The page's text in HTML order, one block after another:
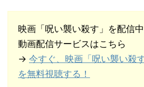
映画「呪い襲い殺す」を配信
動画配信サービスはこちら
→ 今すぐ、映画「呪い襲い殺
を無料視聴する！